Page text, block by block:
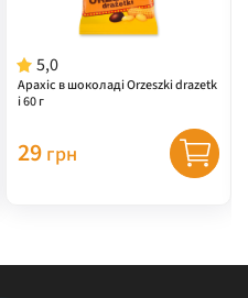
5,0
Арахіс в шоколаді Orzeszki drazetk
i 60 г
29 грн